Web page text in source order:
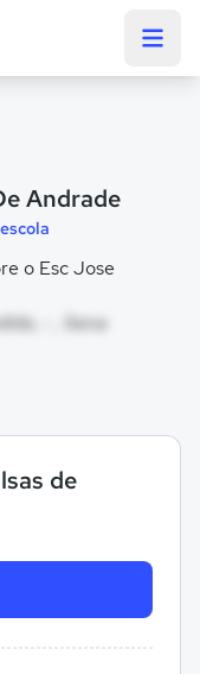
Andrade
o Esc Jose
- , Sena
de